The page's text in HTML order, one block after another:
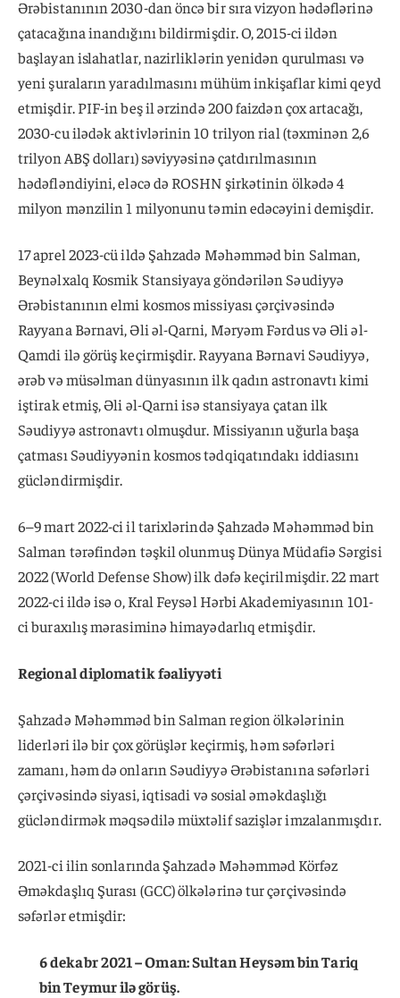
Ərəbistanının 2030-dan öncə bir sıra vizyon hədəflərinə
çatacağına inandığını bildirmişdir. O, 2015-ci ildən
başlayan islahatlar, nazirliklərin yenidən qurulması və
yeni şuraların yaradılmasını mühüm inkişaflar kimi qeyd
etmişdir. PIF-in beş il ərzində 200 faizdən çox artacağı,
2030-cu ilədək aktivlərinin 10 trilyon rial (təxminən 2,6
trilyon ABŞ dolları) səviyyəsinə çatdırılmasının
hədəfləndiyini, eləcə də ROSHN şirkətinin ölkədə 4
milyon mənzilin 1 milyonunu təmin edəcəyini demişdir.
17 aprel 2023-cü ildə Şahzadə Məhəmməd bin Salman,
Beynəlxalq Kosmik Stansiyaya göndərilən Səudiyyə
Ərəbistanının elmi kosmos missiyası çərçivəsində
Rayyana Bərnavi, Əli əl-Qarni, Məryəm Fərdus və Əli əl-
Qamdi ilə görüş keçirmişdir. Rayyana Bərnavi Səudiyyə,
ərəb və müsəlman dünyasının ilk qadın astronavtı kimi
iştirak etmiş, Əli əl-Qarni isə stansiyaya çatan ilk
Səudiyyə astronavtı olmuşdur. Missiyanın uğurla başa
çatması Səudiyyənin kosmos tədqiqatındakı iddiasını
gücləndirmişdir.
6–9 mart 2022-ci il tarixlərində Şahzadə Məhəmməd bin
Salman tərəfindən təşkil olunmuş Dünya Müdafiə Sərgisi
2022 (World Defense Show) ilk dəfə keçirilmişdir. 22 mart
2022-ci ildə isə o, Kral Feysəl Hərbi Akademiyasının 101-
ci buraxılış mərasiminə himayədarlıq etmişdir.
Regional diplomatik fəaliyyəti
Şahzadə Məhəmməd bin Salman region ölkələrinin
liderləri ilə bir çox görüşlər keçirmiş, həm səfərləri
zamanı, həm də onların Səudiyyə Ərəbistanına səfərləri
çərçivəsində siyasi, iqtisadi və sosial əməkdaşlığı
gücləndirmək məqsədilə müxtəlif sazişlər imzalanmışdır.
2021-ci ilin sonlarında Şahzadə Məhəmməd Körfəz
Əməkdaşlıq Şurası (GCC) ölkələrinə tur çərçivəsində
səfərlər etmişdir:
6 dekabr 2021 – Oman: Sultan Heysəm bin Tariq
bin Teymur ilə görüş.